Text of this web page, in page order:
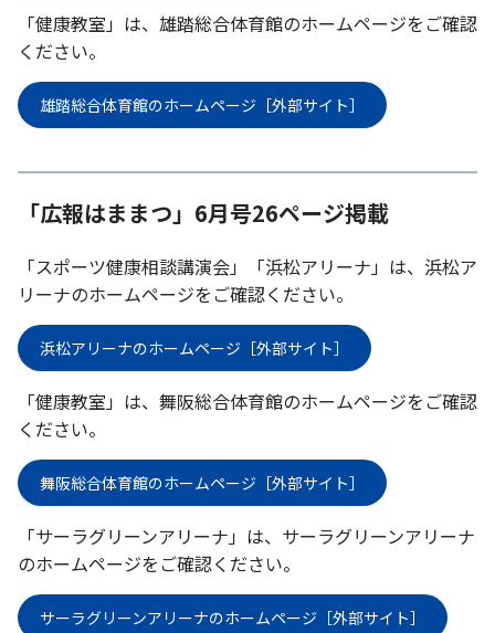
「健康教室」は、雄踏総合体育館のホームページをご確認
ください。
雄踏総合体育館のホームページ［外部サイト］
「広報はままつ」6月号26ページ掲載
「スポーツ健康相談講演会」「浜松アリーナ」は、浜松ア
リーナのホームページをご確認ください。
浜松アリーナのホームページ［外部サイト］
「健康教室」は、舞阪総合体育館のホームページをご確認
ください。
舞阪総合体育館のホームページ［外部サイト］
「サーラグリーンアリーナ」は、サーラグリーンアリーナ
のホームページをご確認ください。
サーラグリーンアリーナのホームページ［外部サイト］